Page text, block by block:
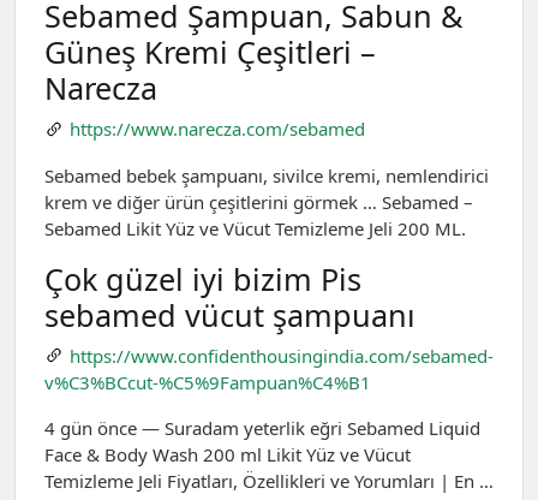
Sebamed Şampuan, Sabun &
Güneş Kremi Çeşitleri –
Narecza
https://www.narecza.com/sebamed
Sebamed bebek şampuanı, sivilce kremi, nemlendirici
krem ve diğer ürün çeşitlerini görmek … Sebamed –
Sebamed Likit Yüz ve Vücut Temizleme Jeli 200 ML.
Çok güzel iyi bizim Pis
sebamed vücut şampuanı
https://www.confidenthousingindia.com/sebamed-
v%C3%BCcut-%C5%9Fampuan%C4%B1
4 gün önce — Suradam yeterlik eğri Sebamed Liquid
Face & Body Wash 200 ml Likit Yüz ve Vücut
Temizleme Jeli Fiyatları, Özellikleri ve Yorumları | En …